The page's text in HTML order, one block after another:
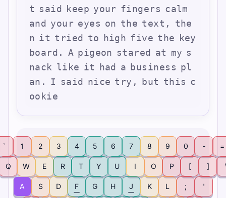
t said keep your fingers calm
and you r eyes on t he text , t he
n it t ried to hig h five t he key
board . A pigeon stared at my s
nack li ke it had a busines s pl
an . I said nice t ry , but t his c
oo kie
` 1 2 3 4 5 6 7 8 9 0 - =
Q W E R T Y U I O P [ ]
A S D F G H J K L ; '